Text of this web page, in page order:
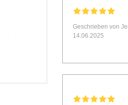
Geschrieben von
14.06.2025